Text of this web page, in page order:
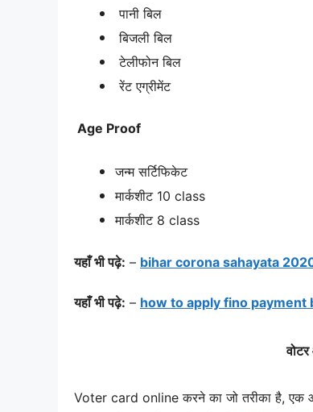
पानी बिल
बिजली बिल
टेलीफोन बिल
रेंट एग्रीमेंट
Age Proof
जन्म सर्टिफिकेट
मार्कशीट 10 class
मार्कशीट 8 class
यहाँ भी पढ़े: – bihar corona sahayata
यहाँ भी पढ़े: – how to apply fino payment
Voter card online करने का जो तरीका है, एक